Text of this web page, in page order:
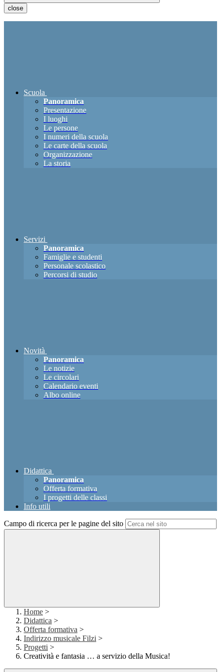
close
Scuola
Panoramica
Presentazione
I luoghi
Le persone
I numeri della scuola
Le carte della scuola
Organizzazione
La storia
Servizi
Panoramica
Famiglie e studenti
Personale scolastico
Percorsi di studio
Novità
Panoramica
Le notizie
Le circolari
Calendario eventi
Albo online
Didattica
Panoramica
Offerta formativa
I progetti delle classi
Info utili
Campo di ricerca per le pagine del sito
Home >
Didattica >
Offerta formativa >
Indirizzo musicale Filzi >
Progetti >
Creatività e fantasia … a servizio della Musica!